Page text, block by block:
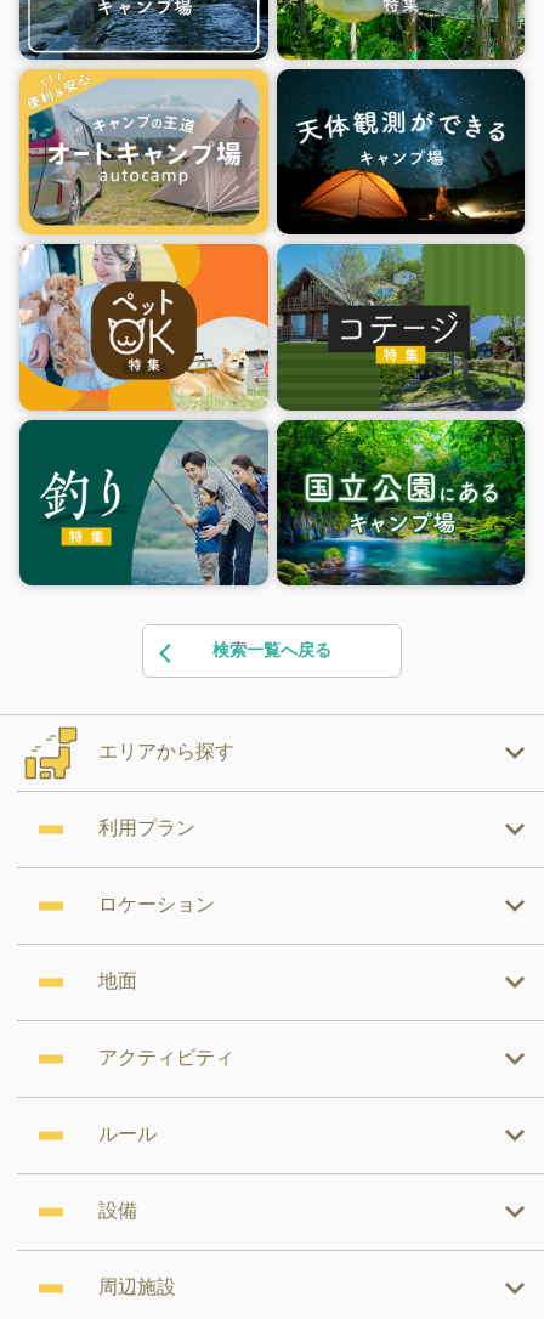
検索一覧へ戻る
エリアから探す
利用プラン
ロケーション
地面
アクティビティ
ルール
設備
周辺施設